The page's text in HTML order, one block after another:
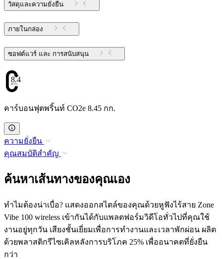
วัสดุและความยั่งยืน
ภายในกล่อง
ซอฟต์แวร์ และ การสนับสนุน
8.45
คาร์บอนฟุตพริ้นท์ CO2e 8.45 กก.
ความยั่งยืน
คุณสมบัติสำคัญ
ค้นหาเส้นทางของคุณเอง
ทำไมต้องน่าเบื่อ? แสดงออกสไตล์ของคุณด้วยหูฟังไร้สาย Zone
Vibe 100 wireless เข้ากันได้กับแพลตฟอร์มวิดีโอทั่วไปที่คุณใช้
งานอยู่ทุกวัน เสียงชั้นเยี่ยมเพื่อการทำงานและเวลาพักผ่อน ผลิต
ด้วยพลาสติกรีไซเคิลหลังการบริโภค 25% เพื่ออนาคตที่ยั่งยืน
กว่า